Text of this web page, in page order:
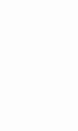
去 只知道似乎是跟火車站有關) 站務
陣子下來看來健身設備還